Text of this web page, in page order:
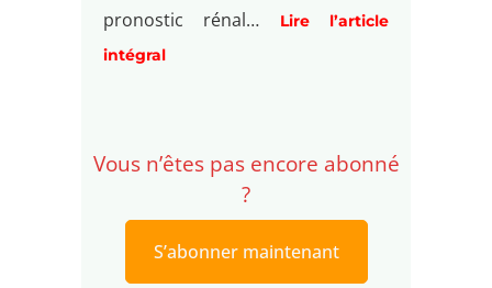
pronostic rénal…
Lire l’article
intégral
Vous n’êtes pas encore abonné
?
S’abonner maintenant